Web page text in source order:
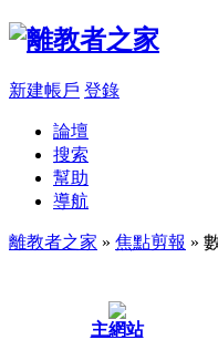
新建帳戶 登錄
論壇
搜索
幫助
導航
離教者之家 » 焦點剪報 »
主網站